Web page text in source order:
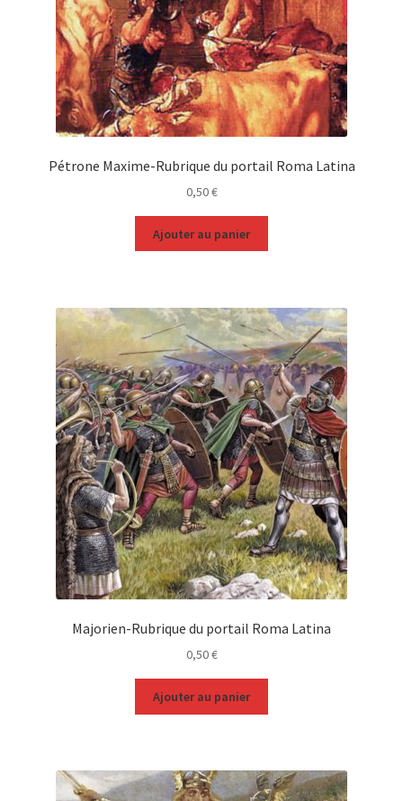
Pétrone Maxime-Rubrique du portail Roma Latina
0,50€
Ajouter au panier
Majorien-Rubrique du portail Roma Latina
0,50€
Ajouter au panier